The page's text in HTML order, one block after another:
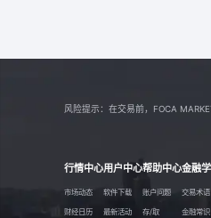
风险提示：在交易前，FOCA
行情中心
市场动态
财经日历
用户中心
软件下载
最新活动
帮助中心
账户问题
存/取
金融
交易术语
金融常识